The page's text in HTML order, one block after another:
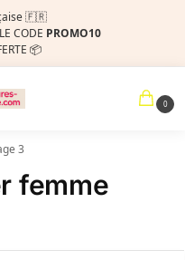
🇫🇷
CODE PROMO10
📦
0
3
femme